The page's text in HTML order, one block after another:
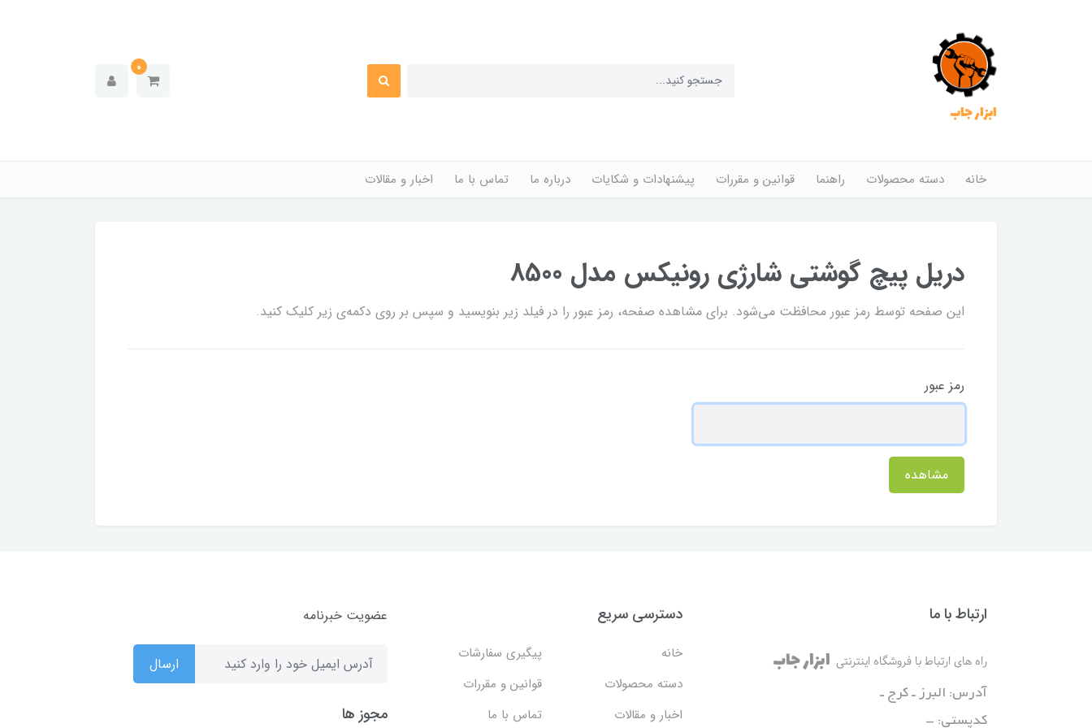
ابزار جاب
0
خانه دسته محصولات راهنما قوانین و مقررات پیشنهادات و شکایات درباره ما تماس با ما اخبار و مقالات
دریل پیچ گوشتی شارژی رونیکس مدل 8500
این صفحه توسط رمز عبور محافظت می‌شود. برای مشاهده صفحه، رمز عبور را در فیلد زیر بنویسید و سپس بر روی دکمه‌ی زیر کلیک کنید.
رمز عبور
مشاهده
ارتباط با ما
راه های ارتباط با فروشگاه اینترنتی ابزار جاب
آدرس: البرز ـ کرج ـ
کدپستی: -
دسترسی سریع
خانه
پیگیری سفارشات
دسته محصولات
قوانین و مقررات
اخبار و مقالات
تماس با ما
عضویت خبرنامه
ارسال
مجوز ها